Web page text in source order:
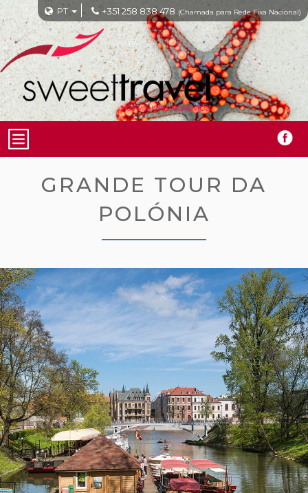
PT +351 258 838 478 (Chamada para Rede Fixa Nacional)
GRANDE TOUR DA
POLÓNIA